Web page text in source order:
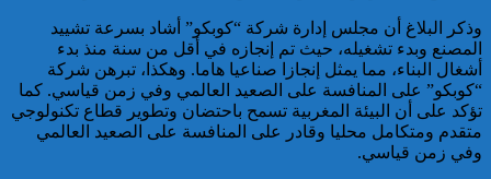
إيفاد لجنة للبحث في ملابسات
وفاة 5 أشخاص بورش بناء سد
وذكر البلاغ أن مجلس إدارة شركة “كوبكو” أشاد بسرعة تشييد
المصنع وبدء تشغيله، حيث تم إنجازه في أقل من سنة منذ بدء
أشغال البناء، مما يمثل إنجازا صناعيا هاما. وهكذا، تبرهن شركة
“كوبكو” على المنافسة على الصعيد العالمي وفي زمن قياسي. كما
تؤكد على أن البيئة المغربية تسمح باحتضان وتطوير قطاع تكنولوجي
متقدم ومتكامل محليا وقادر على المنافسة على الصعيد العالمي
وفي زمن قياسي.